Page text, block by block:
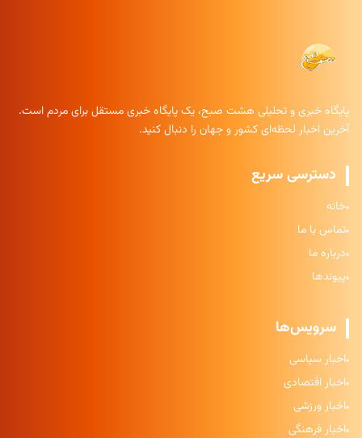
پایگاه خبری و تحلیلی هشت صبح، یک پایگاه خبری مستقل برای مردم است.
آخرین اخبار لحظه‌ای کشور و جهان را دنبال کنید.
دسترسی سریع
خانه
تماس با ما
درباره ما
پیوندها
سرویس‌ها
اخبار سیاسی
اخبار اقتصادی
اخبار ورزشی
اخبار فرهنگی